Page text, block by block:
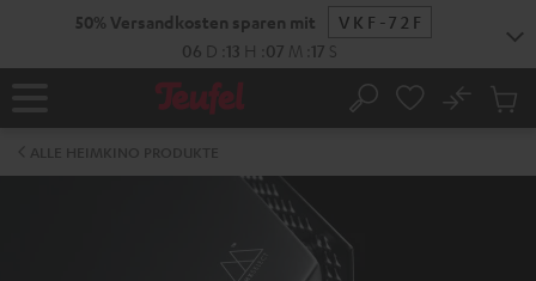
50% Versandkosten sparen mit
VKF-72F
06 D 13 H 07 M 17 S
Startseite Suche
No